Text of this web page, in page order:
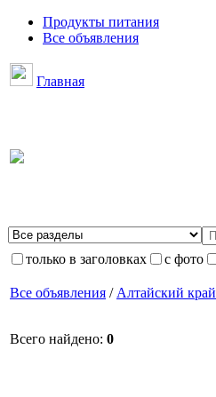
Продукты питания
Все объявления
Главная
только в заголовках с фото
Все объявления / Алтайский край
Всего найдено: 0